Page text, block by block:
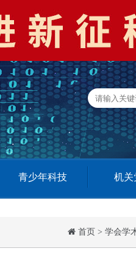
青少年科技 机关
首页 > 学会学